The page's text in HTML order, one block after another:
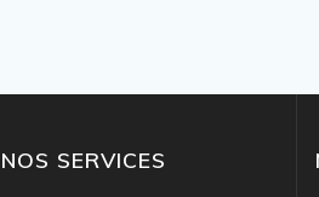
NOS SERVICES